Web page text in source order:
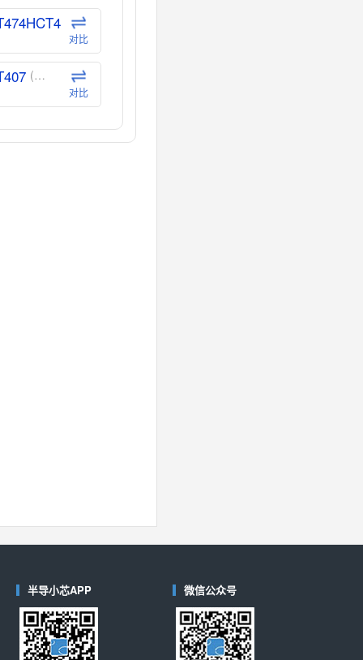
(德州仪器-TI)
对比
(德州仪器-TI)
对比
(德州仪器-TI)
对比
半导小芯APP 微信公众号